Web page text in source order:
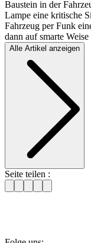
Baustein in der
Lampe eine kritische
Fahrzeug per Funk
dann auf smarte
Alle Artikel anzeigen
Seite teilen :